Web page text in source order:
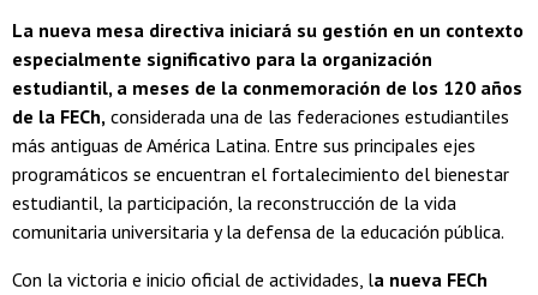
La nueva mesa directiva iniciará su gestión en un contexto
especialmente significativo para la organización
estudiantil, a meses de la conmemoración de los 120 años
de la FECh, considerada una de las federaciones estudiantiles
más antiguas de América Latina. Entre sus principales ejes
programáticos se encuentran el fortalecimiento del bienestar
estudiantil, la participación, la reconstrucción de la vida
comunitaria universitaria y la defensa de la educación pública.
Con la victoria e inicio oficial de actividades, la nueva FECh